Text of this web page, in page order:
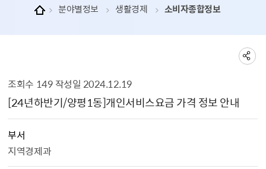
분야별정보 생활경제 소비자종합정보
조회수 149 작성일 2024.12.19
[24년하반기/양평1동]개인서비스요금 가격 정보 안내
부서
지역경제과